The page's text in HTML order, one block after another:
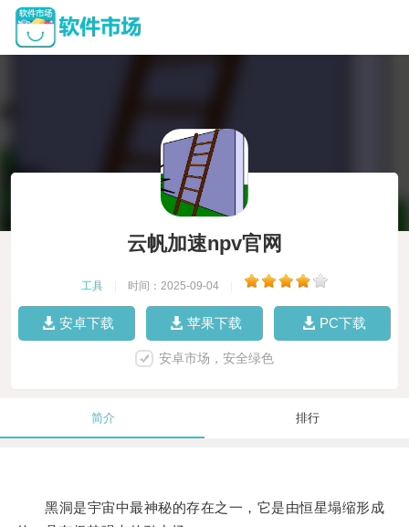
云帆加速npv官网
工具 时间：2025-09-04
安卓下载 苹果下载 PC下载
安卓市场，安全绿色
简介 排行
黑洞是宇宙中最神秘的存在之一，它是由恒星塌缩形成